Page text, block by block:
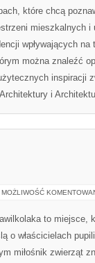
które chcą
mieszkalnych i
wpływających
można znaleźć
inspiracji
i
MOŻLIWOŚĆ
to miejsce,
o właścicielach
miłośnik zwierząt